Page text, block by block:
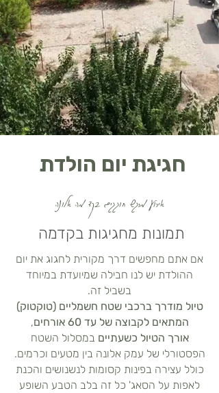
חגיגת יום הולדת
אירוע מרגש חוגגים בקד מה אלונה
תמונות מחגיגות בקדמה
אם אתם מחפשים דרך מקורית לחגוג את יום
ההולדת יש לנו חבילה שמיועדת במיוחד
בשביל זה.
טיול מודרך ברכבי שטח חשמליים (טוקטוק)
המתאים לקבוצה של עד 60 אורחים
,
אורך הטיול כשעתיים במסלול השטח
הפסטורלי של עמק אלונה בין מטעים וכרמים.
כולל עצירה בפינות קסומות לנשנושים והכנת
לאפות על הסאג' כל זה בלב הטבע השופע